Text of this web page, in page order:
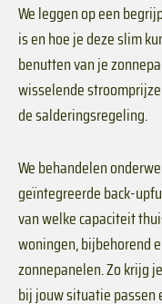
We leggen op een
is en hoe je deze slim
benutten van je
wisselende
de salderingsregeling.
We behandelen
geïntegreerde back-
van welke capaciteit
woningen, bijbehorend
zonnepanelen. Zo krijg
bij jouw situatie passen